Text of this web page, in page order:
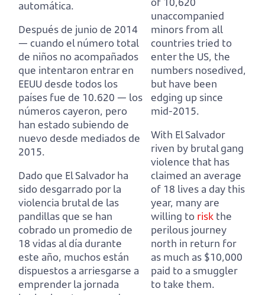
automática.
Después de junio de 2014
— cuando el número total
de niños no acompañados
que intentaron entrar en
EEUU desde todos los
países fue de 10.620 — los
números cayeron, pero
han estado subiendo de
nuevo desde mediados de
2015.
Dado que El Salvador ha
sido desgarrado por la
violencia brutal de las
pandillas que se han
cobrado un promedio de
18 vidas al día durante
este año, muchos están
dispuestos a arriesgarse a
emprender la jornada
unaccompanied
minors from all
countries tried to
enter the US, the
numbers nosedived,
but have been
edging up since
mid-2015.
With El Salvador
riven by brutal gang
violence that has
claimed an average
of 18 lives a day this
year, many are
willing to risk the
perilous journey
north in return for
as much as $10,000
paid to a smuggler
to take them.